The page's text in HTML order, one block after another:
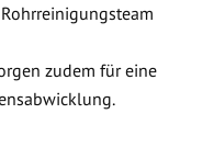
zudem für eine